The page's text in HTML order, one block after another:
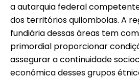
a autarquia federal
dos territórios quilombolas. A
fundiária dessas áreas tem
primordial proporcionar
assegurar a continuidade
econômica desses grupos